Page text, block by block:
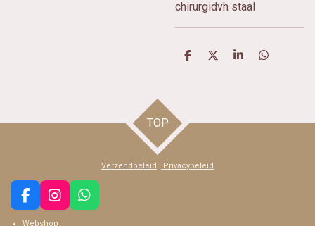
chirurgidvh staal
D
D
S
D
TOP
Verzendbeleid Privacybeleid
F
a
I
n
W
h
Webshop